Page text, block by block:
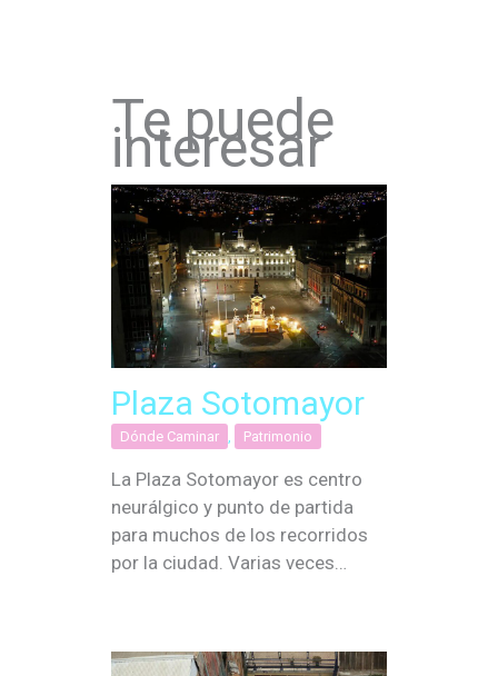
Te puede
interesar
Plaza Sotomayor
Dónde Caminar , Patrimonio
La Plaza Sotomayor es centro
neurálgico y punto de partida
para muchos de los recorridos
por la ciudad. Varias veces…